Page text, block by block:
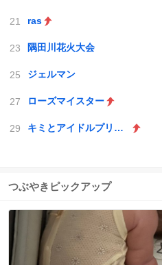
ras
隅田川花火大会
ジェルマン
ローズマイスター
キミとアイドルプリキュア♪
つぶやきピックアップ